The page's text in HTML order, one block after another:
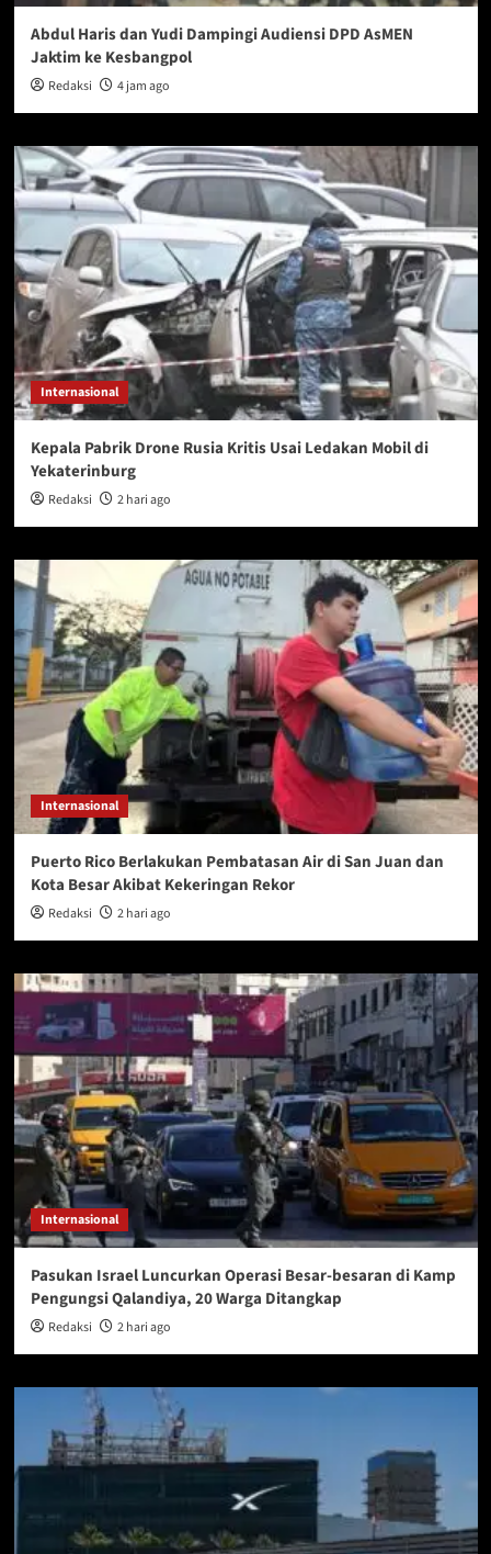
Abdul Haris dan Yudi Dampingi Audiensi DPD AsMEN
Jaktim ke Kesbangpol
Redaksi 4 jam ago
Internasional
Kepala Pabrik Drone Rusia Kritis Usai Ledakan Mobil di
Yekaterinburg
Redaksi 2 hari ago
Internasional
Puerto Rico Berlakukan Pembatasan Air di San Juan dan
Kota Besar Akibat Kekeringan Rekor
Redaksi 2 hari ago
Internasional
Pasukan Israel Luncurkan Operasi Besar-besaran di Kamp
Pengungsi Qalandiya, 20 Warga Ditangkap
Redaksi 2 hari ago